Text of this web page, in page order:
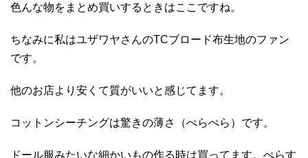
色んな物をまとめ買いするときはここですね。
ちなみに私はユザワヤさんのTCブロード布生地のファン
です。
他のお店より安くて質がいいと感じてます。
コットンシーチングは驚きの薄さ（ぺらぺら）です。
ドール服みたいな細かいもの作る時は買ってます。ぺらす